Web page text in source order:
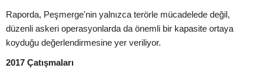
Raporda, Peşmerge'nin yalnızca terörle mücadelede değil,
düzenli askeri operasyonlarda da önemli bir kapasite ortaya
koyduğu değerlendirmesine yer veriliyor.
2017 Çatışmaları